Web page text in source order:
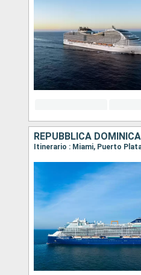
REPUBBLICA
Itinerario : Miami, Puerto